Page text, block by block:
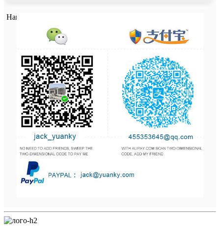
Напишете съобщението си тук и ни го изпратете